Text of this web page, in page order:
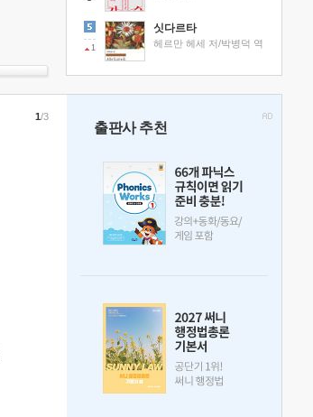
1
싯다르타
헤르만 헤세 저/박병덕 역
1/3
출판사 추천